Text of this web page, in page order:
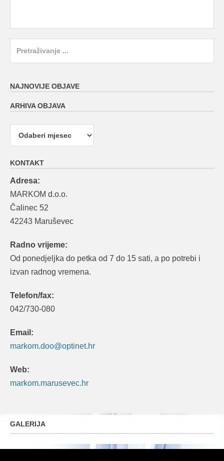
NAJNOVIJE OBJAVE
ARHIVA OBJAVA
Arhiva
objava
KONTAKT
Adresa:
MARKOM d.o.o.
Čalinec 52
42243 Maruševec
Radno vrijeme:
Od ponedjeljka do petka od 7 do 15 sati, a po potrebi i
izvan radnog vremena.
Telefon/fax:
042/730-080
Email:
markom.doo@optinet.hr
Web:
markom.marusevec.hr
GALERIJA